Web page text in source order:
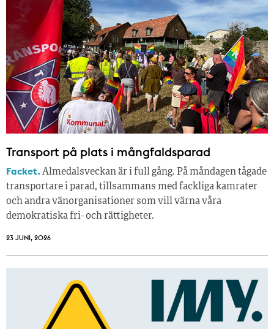
Transport på plats i mångfaldsparad
Facket.Almedalsveckan är i full gång. På måndagen tågade
transportare i parad, tillsammans med fackliga kamrater
och andra vänorganisationer som vill värna våra
demokratiska fri- och rättigheter.
23 JUNI, 2026